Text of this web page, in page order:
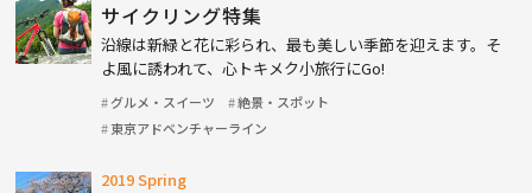
サイクリング特集
沿線は新緑と花に彩られ、最も美しい季節を迎えます。そ
よ風に誘われて、心トキメク小旅行にGo!
グルメ・スイーツ
絶景・スポット
東京アドベンチャーライン
2019 Spring